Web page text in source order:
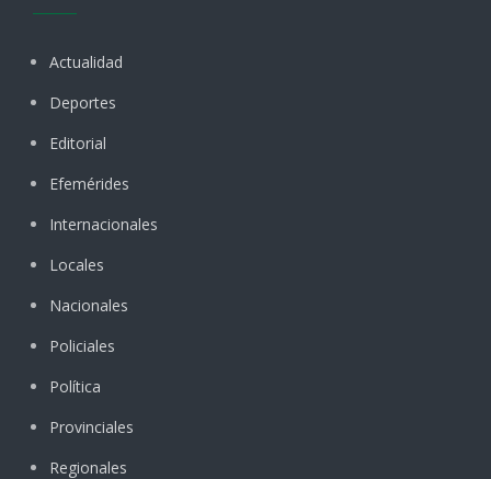
Actualidad
Deportes
Editorial
Efemérides
Internacionales
Locales
Nacionales
Policiales
Política
Provinciales
Regionales